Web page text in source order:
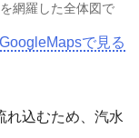
網羅した全体図で
で見る
れ込むため、汽水